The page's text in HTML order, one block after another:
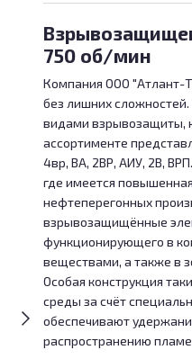
750 об/мин
Компания ООО "Атлант-
без лишних
видами взрывозащиты,
ассортименте
4вр, ВА, 2ВР, АИУ, 2В,
где имеется
нефтеперегонных
взрывозащищённые
функционирующего в
веществами, а также в
Особая конструкция
среды за счёт
обеспечивают
распространению